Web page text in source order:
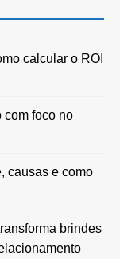
calcular o ROI
com foco no
causas e como
brindes